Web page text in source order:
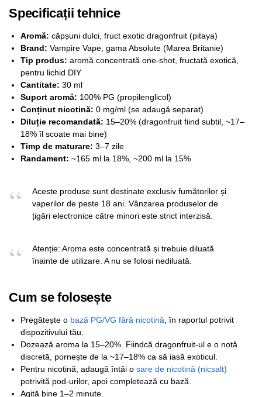
Specificații tehnice
Aromă: căpșuni dulci, fruct exotic dragonfruit (pitaya)
Brand: Vampire Vape, gama Absolute (Marea Britanie)
Tip produs: aromă concentrată one-shot, fructată exotică,
pentru lichid DIY
Cantitate: 30 ml
Suport aromă: 100% PG (propilenglicol)
Conținut nicotină: 0 mg/ml (se adaugă separat)
Diluție recomandată: 15–20% (dragonfruit fiind subtil, ~17–
18% îl scoate mai bine)
Timp de maturare: 3–7 zile
Randament: ~165 ml la 18%, ~200 ml la 15%
Aceste produse sunt destinate exclusiv fumătorilor și
vaperilor de peste 18 ani. Vânzarea produselor de
țigări electronice către minori este strict interzisă.
Atenție: Aroma este concentrată și trebuie diluată
înainte de utilizare. A nu se folosi nediluată.
Cum se folosește
Pregătește o bază PG/VG fără nicotină , în raportul potrivit
dispozitivului tău.
Dozează aroma la 15–20%. Fiindcă dragonfruit-ul e o notă
discretă, pornește de la ~17–18% ca să iasă exoticul.
Pentru nicotină, adaugă întâi o sare de nicotină (nicsalt)
potrivită pod-urilor, apoi completează cu bază.
Agită bine 1–2 minute.